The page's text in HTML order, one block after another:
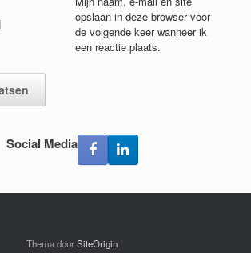
opslaan in deze browser voor
de volgende keer wanneer ik
een reactie plaats.
Social Media
Thema doorSiteOrigin